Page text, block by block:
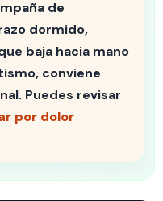
de
dormido,
baja hacia mano
conviene
Puedes revisar
por dolor